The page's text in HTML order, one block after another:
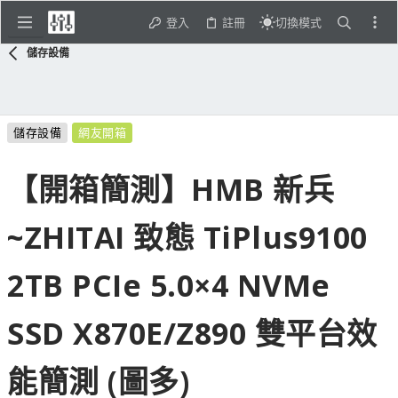
登入 註冊 切換模式
儲存設備
儲存設備 網友開箱
【開箱簡測】HMB 新兵
~ZHITAI 致態 TiPlus9100
2TB PCIe 5.0×4 NVMe
SSD X870E/Z890 雙平台效
能簡測 (圖多)